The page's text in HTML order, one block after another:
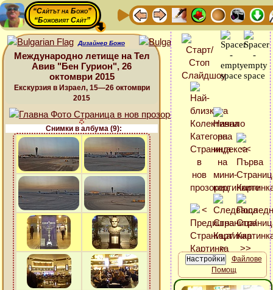
“Сайтът на Божо”
“Божовият Сайт”
Дизайнер Божо
Международно летище на Тел
Авив "Бен Гурион", 26
октомври 2015
Екскурзия в Израел, 15—26 октомври
2015
Снимки в албума (9):
Файлове
Помощ